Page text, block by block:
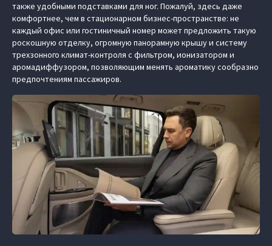
также удобными подставками для ног. Пожалуй, здесь даже
комфортнее, чем в стационарном бизнес-пространстве: не
каждый офис или гостиничный номер может предложить такую
роскошную отделку, огромную панорамную крышу и систему
трехзонного климат-контроля с фильтром, ионизатором и
аромадиффузором, позволяющим менять ароматику сообразно
предпочтениям пассажиров.